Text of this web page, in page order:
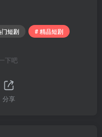
门短剧 # 精品短剧
下吧
分享